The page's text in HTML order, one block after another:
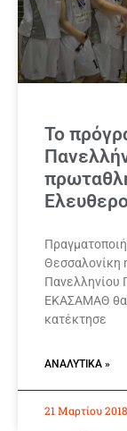
Το
Θεσσαλονίκη
Πανελληνίου
ΕΚΑΣΑΜΑΘ θα
κατέκτησε
ΑΝΑΛΥΤΙΚΆ »
21 Μαρτίου 2018